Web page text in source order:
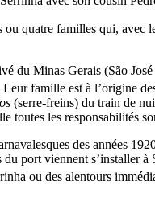
quatre familles qui, avec
du Minas Gerais (São
famille est à l’origine
(serre-freins) du train de
toutes les responsabilités
des années
port viennent s’installer
ou des alentours